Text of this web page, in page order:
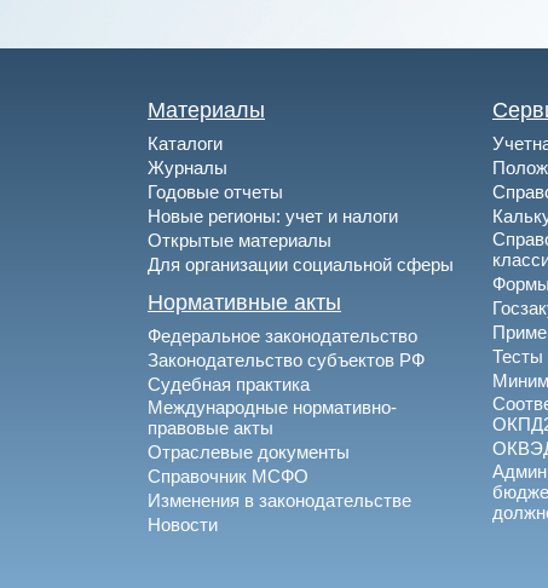
Материалы
Каталоги
Журналы
Годовые отчеты
Новые регионы: учет и налоги
Открытые материалы
Для организации социальной сферы
Нормативные акты
Федеральное законодательство
Законодательство субъектов РФ
Судебная практика
Международные нормативно-
правовые акты
Отраслевые документы
Справочник МСФО
Изменения в законодательстве
Новости
Тесты